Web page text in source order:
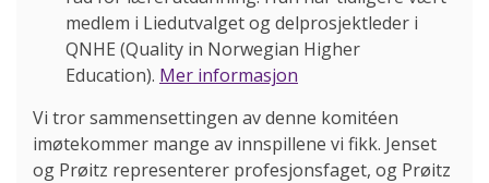
medlem i Liedutvalget og delprosjektleder i
QNHE (Quality in Norwegian Higher
Education). Mer informasjon
Vi tror sammensettingen av denne komitéen
imøtekommer mange av innspillene vi fikk. Jenset
og Prøitz representerer profesjonsfaget, og Prøitz